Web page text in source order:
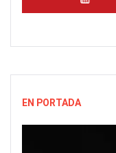
EN PORTADA